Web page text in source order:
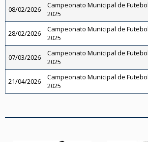
08/02/2026
Campeonato Municipal de
2025
28/02/2026
Campeonato Municipal de
2025
07/03/2026
Campeonato Municipal de
2025
21/04/2026
Campeonato Municipal de
2025